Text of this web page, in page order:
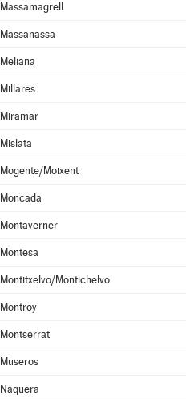
Massamagrell
Massanassa
Meliana
Millares
Miramar
Mislata
Mogente/Moixent
Moncada
Montaverner
Montesa
Montitxelvo/Montichelvo
Montroy
Montserrat
Museros
Náquera